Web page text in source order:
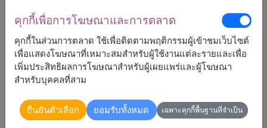
จัดส่งได้
กระบี่
กรุงเทพ
กาญจนบุรี
กาฬสินธุ์
ขอนแก่น
จันทบุรี
แพร่
ภูเก็ต
มหาสารคาม
ยโสธร
ร้อยเอ็ด
คุกกี้เพื่อการโฆษณาและการตลาด
คุกกี้ในส่วนการตลาด ใช้เพื่อติดตามพฤติกรรมผู้เข้าชมเว็บไซต์
เพื่อแสดงโฆษณาที่เหมาะสมสำหรับผู้ใช้งานแต่ละรายและเพื่อ
เพิ่มประสิทธิผลการโฆษณาสำหรับผู้เผยแพร่และผู้โฆษณา
สำหรับบุคคลที่สาม
ยืนยันตัวเลือก ยอมรับทั้งหมด เฉพาะคุกกี้พื้นฐานที่จำเป็น